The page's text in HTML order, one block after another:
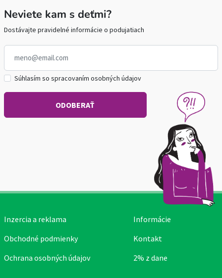
Neviete kam s deťmi?
Dostávajte pravidelné informácie o podujatiach
Súhlasím so spracovaním osobných údajov
Inzercia a reklama
Obchodné podmienky
Ochrana osobných údajov
Informácie
Kontakt
2% z dane